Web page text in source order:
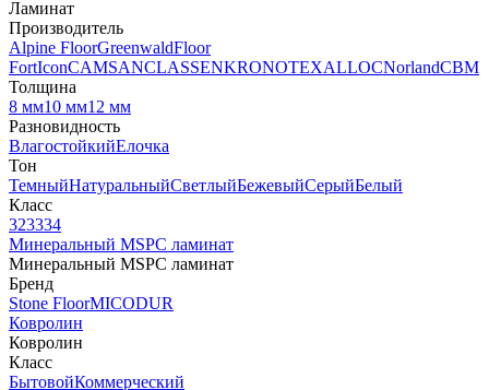
Ламинат
Производитель
Alpine FloorGreenwaldFloor
FortIconCAMSANCLASSENKRONOTEXALLOCNorlandCBM
Толщина
8 мм10 мм12 мм
Разновидность
ВлагостойкийЕлочка
Тон
ТемныйНатуральныйСветлыйБежевыйСерыйБелый
Класс
323334
Минеральный MSPC ламинат
Минеральный MSPC ламинат
Бренд
Stone FloorMICODUR
Ковролин
Ковролин
Класс
БытовойКоммерческий